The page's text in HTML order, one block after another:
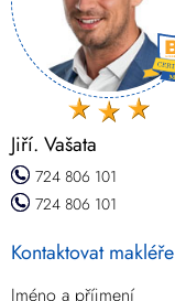
Jiří. Vašata
724 806 101
724 806 101
Kontaktovat makléře
Jméno a příjmení